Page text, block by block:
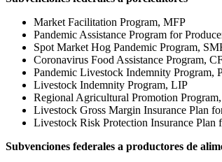
Market Facilitation Program, MFP
Pandemic Assistance Program for
Spot Market Hog Pandemic Program,
Coronavirus Food Assistance Program,
Pandemic Livestock Indemnity Program,
Livestock Indemnity Program, LIP
Regional Agricultural Promotion
Livestock Gross Margin Insurance Plan
Livestock Risk Protection Insurance
Subvenciones federales a productores de